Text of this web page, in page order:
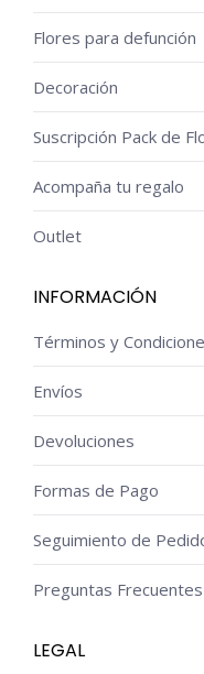
Flores para defunción
Decoración
Suscripción Pack de
Acompaña tu regalo
Outlet
INFORMACIÓN
Términos y
Envíos
Devoluciones
Formas de Pago
Seguimiento de
Preguntas Frecuentes
LEGAL